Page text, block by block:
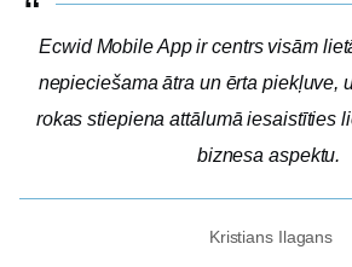
Ecwid Mobile App ir centrs visām
nepieciešama ātra un ērta piekļuve,
rokas stiepiena attālumā iesaistīties
biznesa aspektu.
Kristians Ilagans